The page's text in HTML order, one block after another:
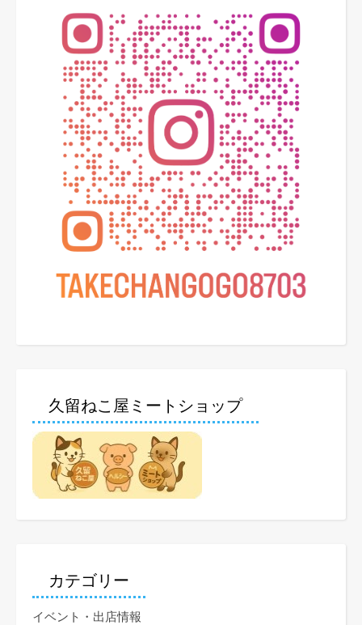
久留ねこ屋ミートショップ
カテゴリー
イベント・出店情報